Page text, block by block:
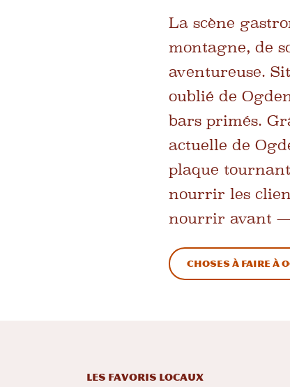
La scène
montagne, de
aventureuse.
oublié de
bars primés.
actuelle de
plaque
nourrir les
nourrir avant —
Choses à faire à
Les favoris locaux